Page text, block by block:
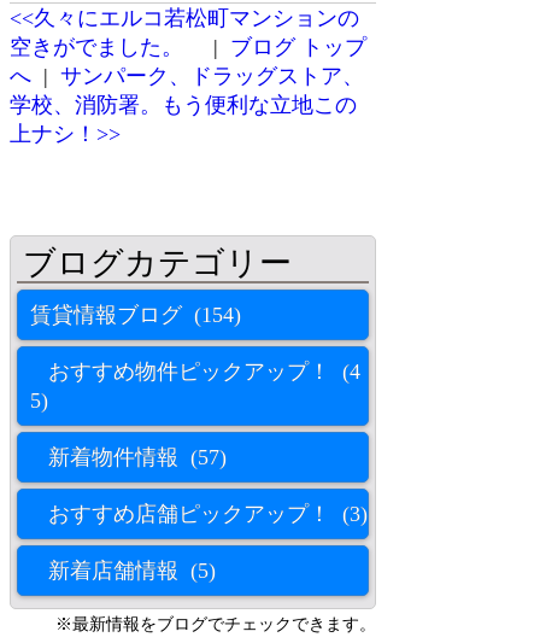
<<久々にエルコ若松町マンションの
空きがでました。
| ブログ トップ
へ | サンパーク、ドラッグストア、
学校、消防署。もう便利な立地この
上ナシ！>>
賃貸情報ブログ (154)
おすすめ物件ピックアップ！ (4
5)
新着物件情報 (57)
おすすめ店舗ピックアップ！ (3)
新着店舗情報 (5)
※最新情報をブログでチェックできます。